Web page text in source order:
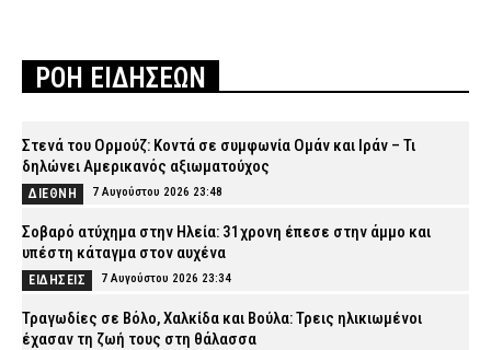
ΡΟΗ ΕΙΔΗΣΕΩΝ
Στενά του Ορμούζ: Κοντά σε συμφωνία Ομάν και Ιράν – Τι
δηλώνει Αμερικανός αξιωματούχος
ΔΙΕΘΝΗ 7 Αυγούστου 2026 23:48
Σοβαρό ατύχημα στην Ηλεία: 31χρονη έπεσε στην άμμο και
υπέστη κάταγμα στον αυχένα
ΕΙΔΗΣΕΙΣ 7 Αυγούστου 2026 23:34
Τραγωδίες σε Βόλο, Χαλκίδα και Βούλα: Τρεις ηλικιωμένοι
έχασαν τη ζωή τους στη θάλασσα